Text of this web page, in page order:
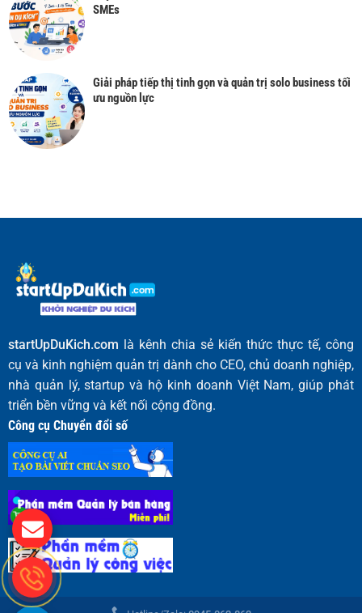
SMEs
Giải pháp tiếp thị tinh gọn và quản trị solo business tối
ưu nguồn lực
startUpDuKich.com là kênh chia sẻ kiến thức thực tế, công
cụ và kinh nghiệm quản trị dành cho CEO, chủ doanh nghiệp,
nhà quản lý, startup và hộ kinh doanh Việt Nam, giúp phát
triển bền vững và kết nối cộng đồng.
Công cụ Chuyển đổi số